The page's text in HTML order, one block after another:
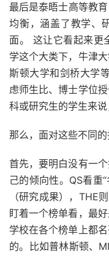
最后是泰晤士高等教
均衡，涵盖了教学、
面。 这让它看起来更
学这个大类下，牛津
斯顿大学和剑桥大学
虑师生比、博士学位
科或研究生的学生来说
那么，面对这些不同
首先，要明白没有一
己的倾向性。QS看重
（研究成果），THE
盯着一个榜单看，最
学校在各个榜单上都
的。比如普林斯顿、